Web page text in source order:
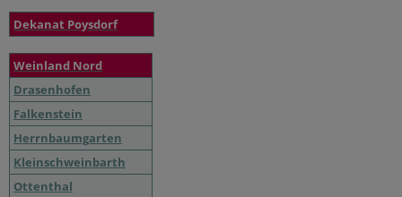
Dekanat Poysdorf
Weinland Nord
Drasenhofen
Falkenstein
Herrnbaumgarten
Kleinschweinbarth
Ottenthal